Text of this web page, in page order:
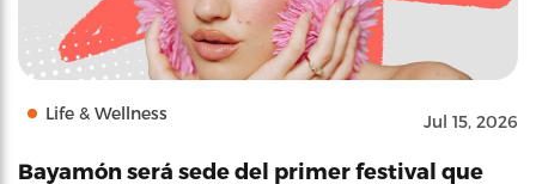
Life & Wellness Jul 15, 2026
Bayamón será sede del primer festival que